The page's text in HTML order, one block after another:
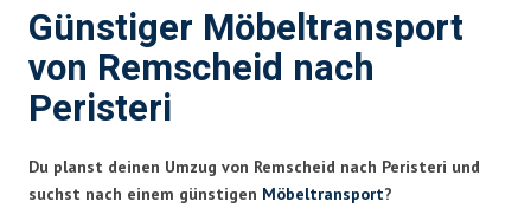
Günstiger Möbeltransport
von Remscheid nach
Peristeri
Du planst deinen Umzug von Remscheid nach Peristeri und
suchst nach einem günstigen Möbeltransport?